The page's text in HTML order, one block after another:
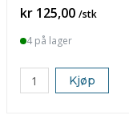
Pris
kr 125,00 /stk
4 på lager
Kjøp